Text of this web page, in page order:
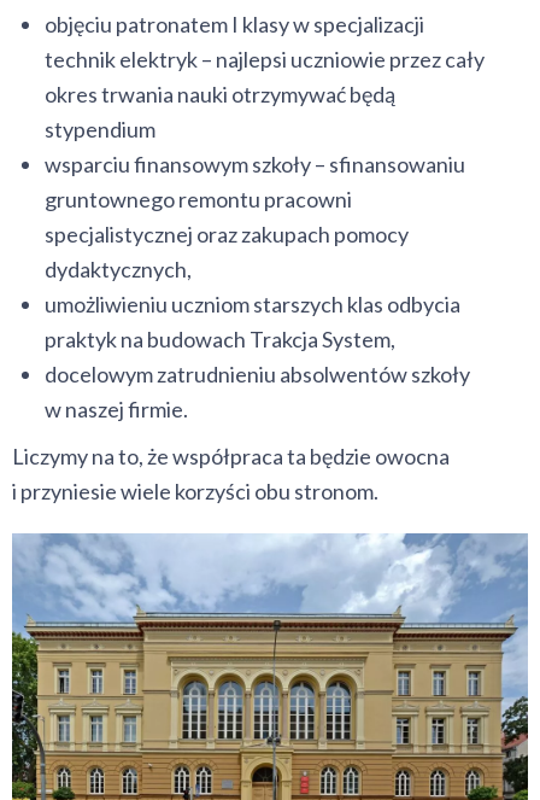
objęciu patronatem I klasy w specjalizacji
technik elektryk – najlepsi uczniowie przez cały
okres trwania nauki otrzymywać będą
stypendium
wsparciu finansowym szkoły – sfinansowaniu
gruntownego remontu pracowni
specjalistycznej oraz zakupach pomocy
dydaktycznych,
umożliwieniu uczniom starszych klas odbycia
praktyk na budowach Trakcja System,
docelowym zatrudnieniu absolwentów szkoły
w naszej firmie.
Liczymy na to, że współpraca ta będzie owocna
i przyniesie wiele korzyści obu stronom.